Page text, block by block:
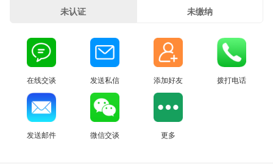
未认证 未缴纳
在线交谈 发送私信 添加好友 拨打电话
发送邮件 微信交谈 更多